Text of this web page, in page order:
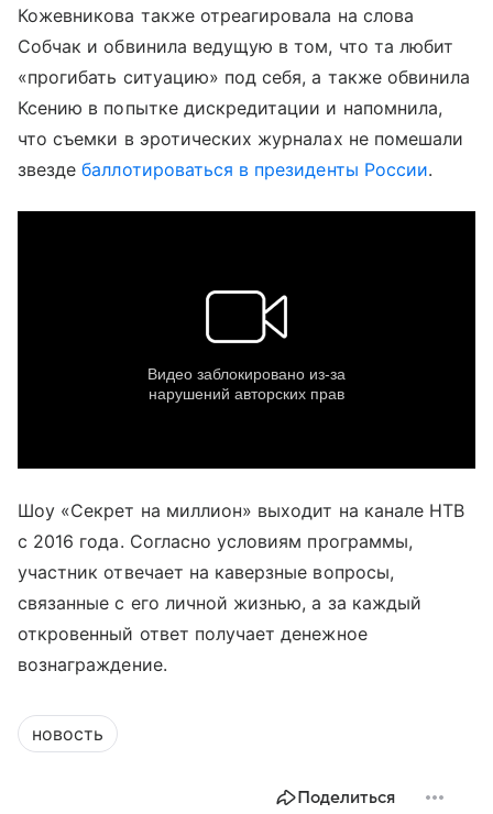
Кожевникова также отреагировала на слова
Собчак и обвинила ведущую в том, что та любит
«прогибать ситуацию» под себя, а также обвинила
Ксению в попытке дискредитации и напомнила,
что съемки в эротических журналах не помешали
звездебаллотироваться в президенты России.
Шоу «Секрет на миллион» выходит на канале НТВ
с 2016 года. Согласно условиям программы,
участник отвечает на каверзные вопросы,
связанные с его личной жизнью, а за каждый
откровенный ответ получает денежное
вознаграждение.
новость
Поделиться